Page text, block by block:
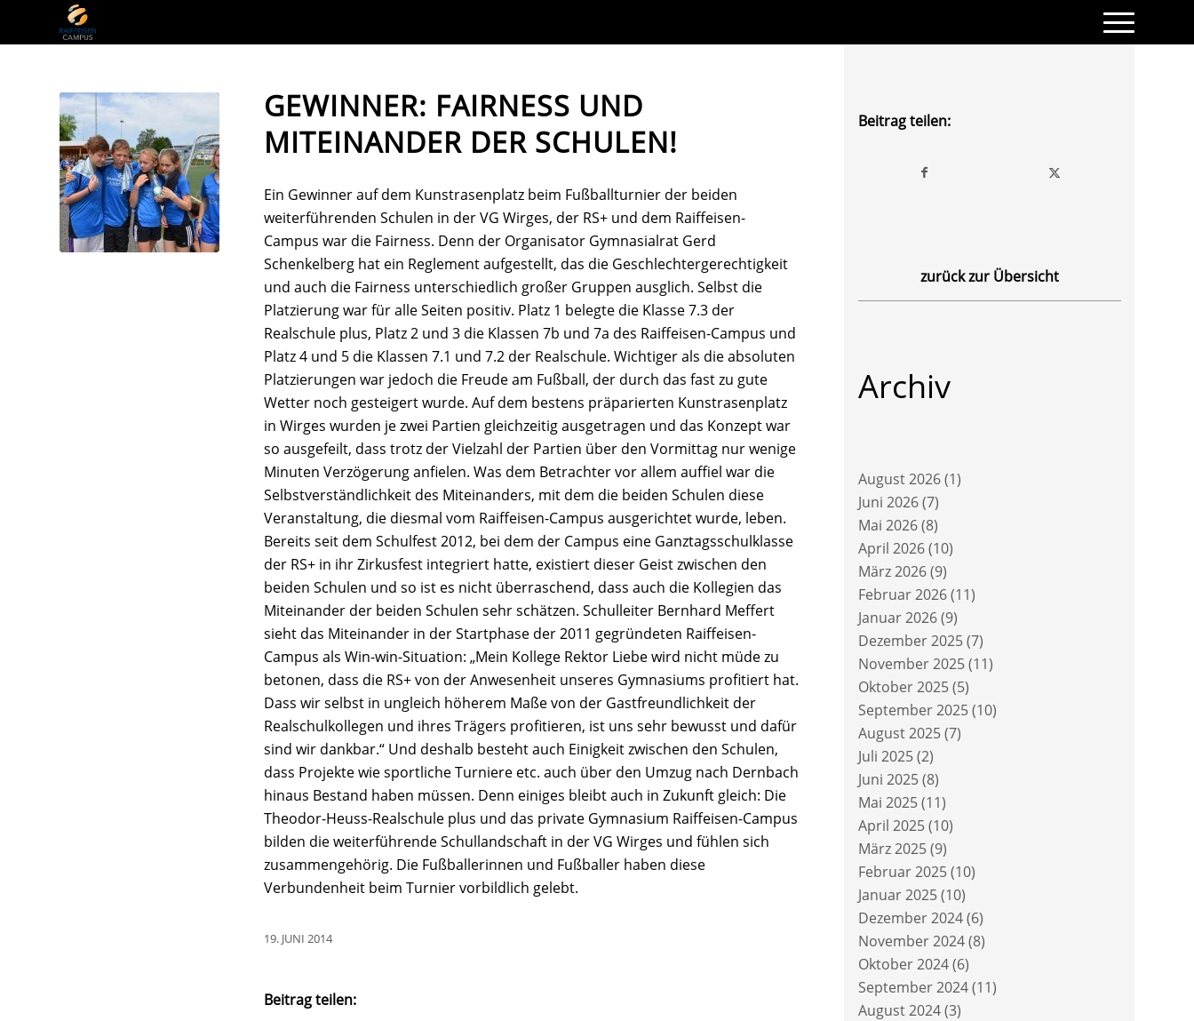
GEWINNER: FAIRNESS UND
MITEINANDER DER SCHULEN!
Ein Gewinner auf dem Kunstrasenplatz beim Fußballturnier der beiden
weiterführenden Schulen in der VG Wirges, der RS+ und dem Raiffeisen-
Campus war die Fairness. Denn der Organisator Gymnasialrat Gerd
Schenkelberg hat ein Reglement aufgestellt, das die Geschlechtergerechtigkeit
und auch die Fairness unterschiedlich großer Gruppen ausglich. Selbst die
Platzierung war für alle Seiten positiv. Platz 1 belegte die Klasse 7.3 der
Realschule plus, Platz 2 und 3 die Klassen 7b und 7a des Raiffeisen-Campus und
Platz 4 und 5 die Klassen 7.1 und 7.2 der Realschule. Wichtiger als die absoluten
Platzierungen war jedoch die Freude am Fußball, der durch das fast zu gute
Wetter noch gesteigert wurde. Auf dem bestens präparierten Kunstrasenplatz
in Wirges wurden je zwei Partien gleichzeitig ausgetragen und das Konzept war
so ausgefeilt, dass trotz der Vielzahl der Partien über den Vormittag nur wenige
Minuten Verzögerung anfielen. Was dem Betrachter vor allem auffiel war die
Selbstverständlichkeit des Miteinanders, mit dem die beiden Schulen diese
Veranstaltung, die diesmal vom Raiffeisen-Campus ausgerichtet wurde, leben.
Bereits seit dem Schulfest 2012, bei dem der Campus eine Ganztagsschulklasse
der RS+ in ihr Zirkusfest integriert hatte, existiert dieser Geist zwischen den
beiden Schulen und so ist es nicht überraschend, dass auch die Kollegien das
Miteinander der beiden Schulen sehr schätzen. Schulleiter Bernhard Meffert
sieht das Miteinander in der Startphase der 2011 gegründeten Raiffeisen-
Campus als Win-win-Situation: „Mein Kollege Rektor Liebe wird nicht müde zu
betonen, dass die RS+ von der Anwesenheit unseres Gymnasiums profitiert hat.
Dass wir selbst in ungleich höherem Maße von der Gastfreundlichkeit der
Realschulkollegen und ihres Trägers profitieren, ist uns sehr bewusst und dafür
sind wir dankbar.“ Und deshalb besteht auch Einigkeit zwischen den Schulen,
dass Projekte wie sportliche Turniere etc. auch über den Umzug nach Dernbach
hinaus Bestand haben müssen. Denn einiges bleibt auch in Zukunft gleich: Die
Theodor-Heuss-Realschule plus und das private Gymnasium Raiffeisen-Campus
bilden die weiterführende Schullandschaft in der VG Wirges und fühlen sich
zusammengehörig. Die Fußballerinnen und Fußballer haben diese
Verbundenheit beim Turnier vorbildlich gelebt.
19. JUNI 2014
Beitrag teilen:
Beitrag teilen:
zurück zur Übersicht
Archiv
August 2026(1)
Juni 2026(7)
Mai 2026(8)
April 2026(10)
März 2026(9)
Februar 2026(11)
Januar 2026(9)
Dezember 2025(7)
November 2025(11)
Oktober 2025(5)
September 2025(10)
August 2025(7)
Juli 2025(2)
Juni 2025(8)
Mai 2025(11)
April 2025(10)
März 2025(9)
Februar 2025(10)
Januar 2025(10)
Dezember 2024(6)
November 2024(8)
Oktober 2024(6)
September 2024(11)
August 2024(3)